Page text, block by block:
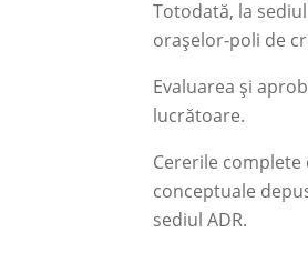
Totodată, la
orașelor-poli de
Evaluarea și
lucrătoare.
Cererile
conceptuale
sediul ADR.